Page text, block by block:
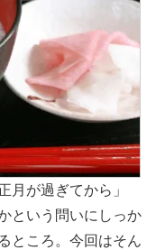
月が過ぎてから」
という問いにしっか
ところ。今回はそん